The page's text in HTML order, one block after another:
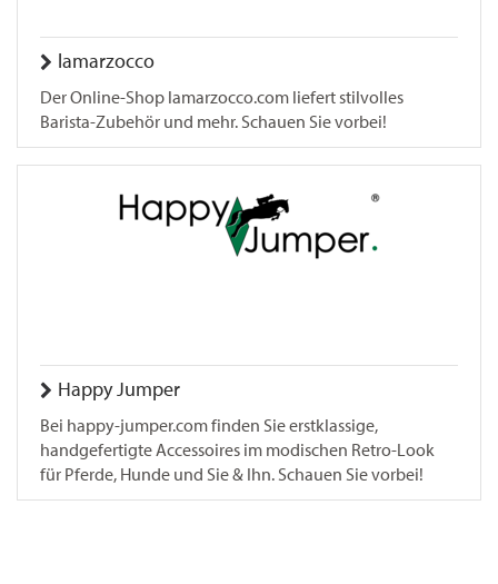
lamarzocco
Der Online-Shop lamarzocco.com liefert stilvolles
Barista-Zubehör und mehr. Schauen Sie vorbei!
Happy Jumper
Bei happy-jumper.com finden Sie erstklassige,
handgefertigte Accessoires im modischen Retro-Look
für Pferde, Hunde und Sie & Ihn. Schauen Sie vorbei!